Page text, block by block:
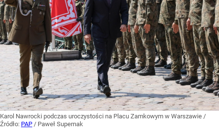
Karol Nawrocki podczas uroczystości na Placu Zamkowym w Warszawie /
Źródło: PAP / Paweł Supernak